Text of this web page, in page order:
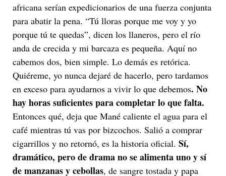
africana serían expedicionarios de una fuerza conjunta
para abatir la pena. “Tú lloras porque me voy y yo
porque tú te quedas”, dicen los llaneros, pero el río
anda de crecida y mi barcaza es pequeña. Aquí no
cabemos dos, bien simple. Lo demás es retórica.
Quiéreme, yo nunca dejaré de hacerlo, pero tardamos
en exceso para ayudarnos a vivir lo que debemos. No
hay horas suficientes para completar lo que falta.
Entonces qué, deja que Mané caliente el agua para el
café mientras tú vas por bizcochos. Salió a comprar
cigarrillos y no retornó, es la historia oficial. Sí,
dramático, pero de drama no se alimenta uno y sí
de manzanas y cebollas, de sangre tostada y papa